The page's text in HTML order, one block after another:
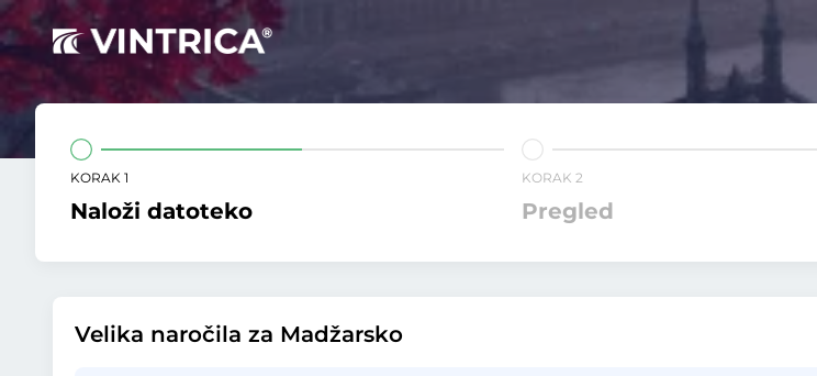
KORAK 1
Naloži datoteko
KORAK 2
Pregled
Velika naročila za Madžarsko